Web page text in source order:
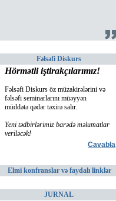
Fəlsəfi Diskurs
Hörmətli iştirakçılarımız!
Fəlsəfi Diskurs öz müzakirələrini və
fəlsəfi seminarlarını müəyyən
müddətə qədər təxirə salır.
Yeni tədbirlərimiz barədə məlumatlar
veriləcək!
Cavabla
Elmi konfranslar və faydalı linklər
JURNAL